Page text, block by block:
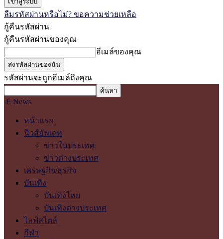
ลืมรหัสผ่านหรือไม่? ขอความช่วยเหลือ
กู้คืนรหัสผ่าน
กู้คืนรหัสผ่านของคุณ
อีเมล์ของคุณ
รหัสผ่านจะถูกอีเมล์ถึงคุณ
E News
หน้าแรก
นิวส์อัพเดท
ข่าวในประเทศ
ข่าวต่างประเทศ
เศรษฐกิจ/ธุรกิจ
บันเทิง
บันเทิงไทย
บันเทิงต่างประเทศ
ไลฟ์สไตล์
กีฬา